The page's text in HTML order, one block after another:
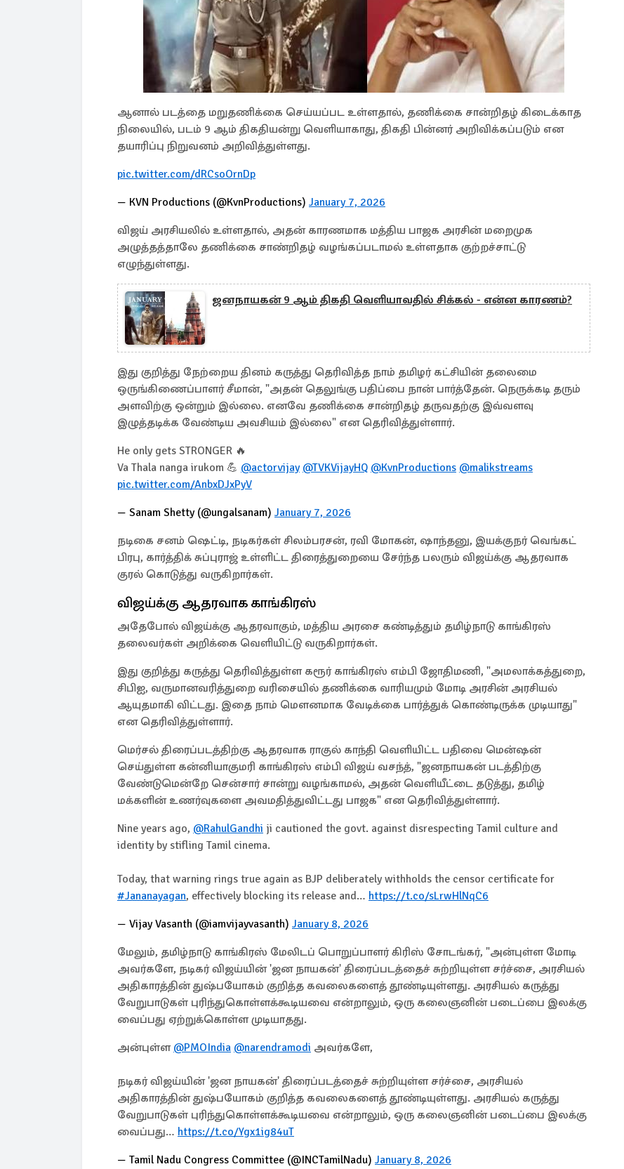
ஆனால் படத்தை மறுதணிக்கை செய்யப்பட உள்ளதால், தணிக்கை சான்றிதழ் கிடைக்காத
நிலையில், படம் 9 ஆம் திகதியன்று வெளியாகாது, திகதி பின்னர் அறிவிக்கப்படும் என
தயாரிப்பு நிறுவனம் அறிவித்துள்ளது.
pic.twitter.com/dRCsoOrnDp
— KVN Productions (@KvnProductions) January 7, 2026
விஜய் அரசியலில் உள்ளதால், அதன் காரணமாக மத்திய பாஜக அரசின் மறைமுக
அழுத்தத்தாலே தணிக்கை சாண்றிதழ் வழங்கப்படாமல் உள்ளதாக குற்றச்சாட்டு
எழுந்துள்ளது.
ஜனநாயகன் 9 ஆம் திகதி வெளியாவதில் சிக்கல் - என்ன காரணம்?
இது குறித்து நேற்றைய தினம் கருத்து தெரிவித்த நாம் தமிழர் கட்சியின் தலைமை
ஒருங்கிணைப்பாளர் சீமான், "அதன் தெலுங்கு பதிப்பை நான் பார்த்தேன். நெருக்கடி தரும்
அளவிற்கு ஒன்றும் இல்லை. எனவே தணிக்கை சான்றிதழ் தருவதற்கு இவ்வளவு
இழுத்தடிக்க வேண்டிய அவசியம் இல்லை" என தெரிவித்துள்ளார்.
He only gets STRONGER 🔥
Va Thala nanga irukom 💪 @actorvijay @TVKVijayHQ @KvnProductions @malikstreams
pic.twitter.com/AnbxDJxPyV
— Sanam Shetty (@ungalsanam) January 7, 2026
நடிகை சனம் ஷெட்டி, நடிகர்கள் சிலம்பரசன், ரவி மோகன், ஷாந்தனு, இயக்குநர் வெங்கட்
பிரபு, கார்த்திக் சுப்புராஜ் உள்ளிட்ட திரைத்துறையை சேர்ந்த பலரும் விஜய்க்கு ஆதரவாக
குரல் கொடுத்து வருகிறார்கள்.
விஜய்க்கு ஆதரவாக காங்கிரஸ்
அதேபோல் விஜய்க்கு ஆதரவாகும், மத்திய அரசை கண்டித்தும் தமிழ்நாடு காங்கிரஸ்
தலைவர்கள் அறிக்கை வெளியிட்டு வருகிறார்கள்.
இது குறித்து கருத்து தெரிவித்துள்ள கரூர் காங்கிரஸ் எம்பி ஜோதிமணி, "அமலாக்கத்துறை,
சிபிஐ, வருமானவரித்துறை வரிசையில் தணிக்கை வாரியமும் மோடி அரசின் அரசியல்
ஆயுதமாகி விட்டது. இதை நாம் மௌனமாக வேடிக்கை பார்த்துக் கொண்டிருக்க முடியாது"
என தெரிவித்துள்ளார்.
மெர்சல் திரைப்படத்திற்கு ஆதரவாக ராகுல் காந்தி வெளியிட்ட பதிவை மென்ஷன்
செய்துள்ள கன்னியாகுமரி காங்கிரஸ் எம்பி விஜய் வசந்த், "ஜனநாயகன் படத்திற்கு
வேண்டுமென்றே சென்சார் சான்று வழங்காமல், அதன் வெளியீட்டை தடுத்து, தமிழ்
மக்களின் உணர்வுகளை அவமதித்துவிட்டது பாஜக" என தெரிவித்துள்ளார்.
Nine years ago, @RahulGandhi ji cautioned the govt. against disrespecting Tamil culture and
identity by stifling Tamil cinema.
Today, that warning rings true again as BJP deliberately withholds the censor certificate for
#Jananayagan, effectively blocking its release and… https://t.co/sLrwHlNqC6
— Vijay Vasanth (@iamvijayvasanth) January 8, 2026
மேலும், தமிழ்நாடு காங்கிரஸ் மேலிடப் பொறுப்பாளர் கிரிஸ் சோடங்கர், "அன்புள்ள மோடி
அவர்களே, நடிகர் விஜய்யின் 'ஜன நாயகன்' திரைப்படத்தைச் சுற்றியுள்ள சர்ச்சை, அரசியல்
அதிகாரத்தின் துஷ்பயோகம் குறித்த கவலைகளைத் தூண்டியுள்ளது. அரசியல் கருத்து
வேறுபாடுகள் புரிந்துகொள்ளக்கூடியவை என்றாலும், ஒரு கலைஞனின் படைப்பை இலக்கு
வைப்பது ஏற்றுக்கொள்ள முடியாதது.
அன்புள்ள @PMOIndia @narendramodi அவர்களே,
நடிகர் விஜய்யின் 'ஜன நாயகன்' திரைப்படத்தைச் சுற்றியுள்ள சர்ச்சை, அரசியல்
அதிகாரத்தின் துஷ்பயோகம் குறித்த கவலைகளைத் தூண்டியுள்ளது. அரசியல் கருத்து
வேறுபாடுகள் புரிந்துகொள்ளக்கூடியவை என்றாலும், ஒரு கலைஞனின் படைப்பை இலக்கு
வைப்பது… https://t.co/Ygx1ig84uT
— Tamil Nadu Congress Committee (@INCTamilNadu) January 8, 2026